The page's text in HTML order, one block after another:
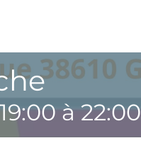
à 22:00